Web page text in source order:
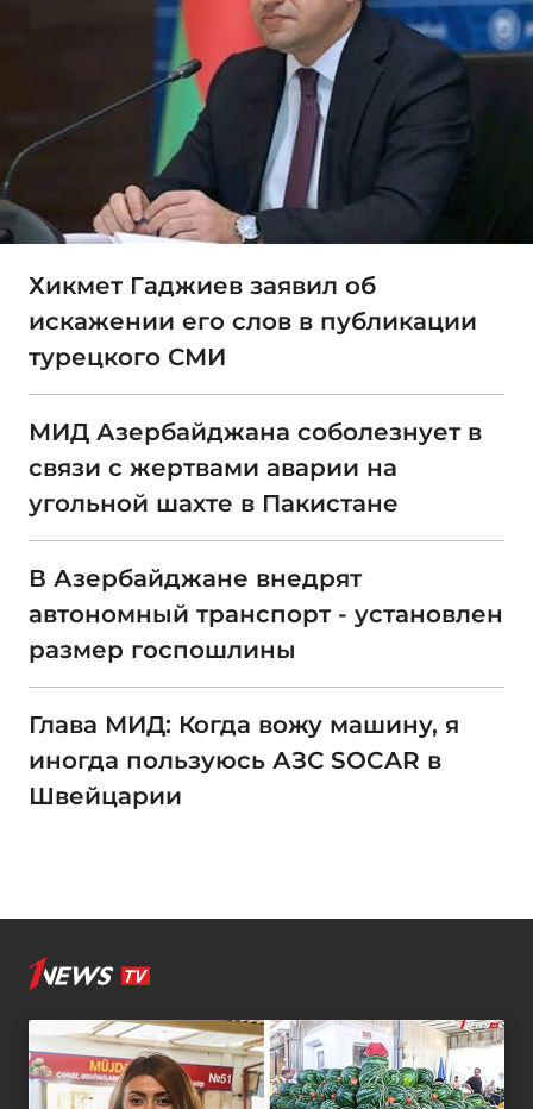
Хикмет Гаджиев заявил об
искажении его слов в публикации
турецкого СМИ
МИД Азербайджана соболезнует в
связи с жертвами аварии на
угольной шахте в Пакистане
В Азербайджане внедрят
автономный транспорт - установлен
размер госпошлины
Глава МИД: Когда вожу машину, я
иногда пользуюсь АЗС SOCAR в
Швейцарии